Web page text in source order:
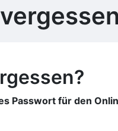
Passwort für den